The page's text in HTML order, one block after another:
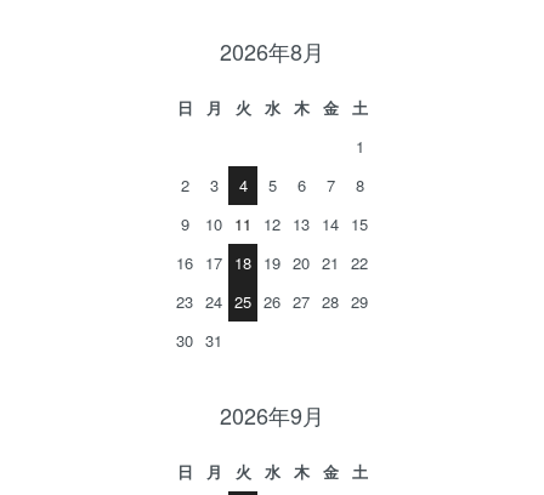
2026年8月
日 月 火 水 木 金
土
1
2
3 4 5 6 7
8
9
10 11 12 13 14 15
16 17 18 19 20 21
22
23 24 25 26 27 28 29
30 31
2026年9月
日 月 火 水 木 金
土